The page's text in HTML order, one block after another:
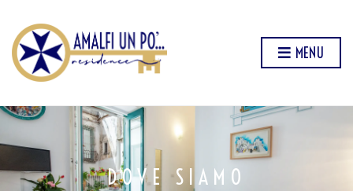
MENU
DOVE SIAMO